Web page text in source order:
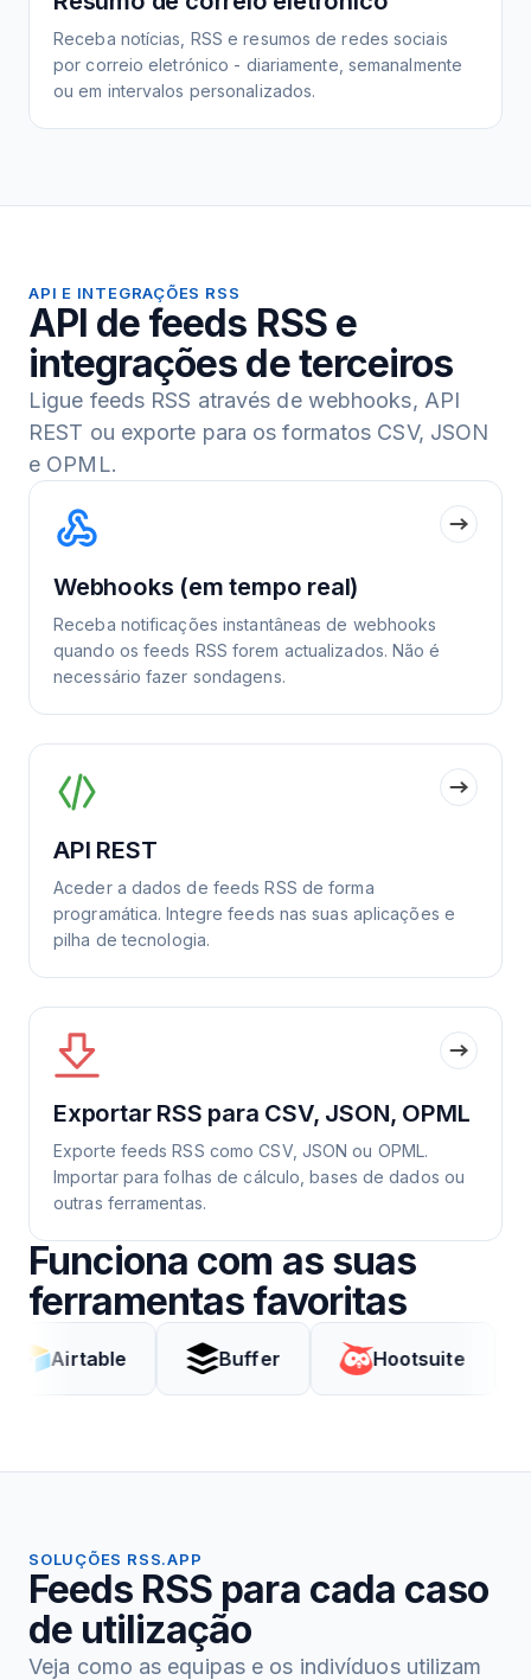
Receba notícias, RSS e resumos de redes sociais
por correio eletrónico - diariamente, semanalmente
ou em intervalos personalizados.
API E INTEGRAÇÕES RSS
API de feeds RSS e
integrações de terceiros
Ligue feeds RSS através de webhooks, API
REST ou exporte para os formatos CSV, JSON
e OPML.
Webhooks (em tempo real)
Receba notificações instantâneas de webhooks
quando os feeds RSS forem actualizados. Não é
necessário fazer sondagens.
API REST
Aceder a dados de feeds RSS de forma
programática. Integre feeds nas suas aplicações e
pilha de tecnologia.
Exportar RSS para CSV, JSON, OPML
Exporte feeds RSS como CSV, JSON ou OPML.
Importar para folhas de cálculo, bases de dados ou
outras ferramentas.
Funciona com as suas
ferramentas favoritas
Buffer Hootsuite
SOLUÇÕES RSS.APP
Feeds RSS para cada caso
de utilização
Veja como as equipas e os indivíduos utilizam